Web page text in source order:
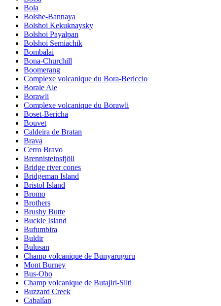
Bola
Bolshe-Bannaya
Bolshoi Kekuknaysky
Bolshoi Payalpan
Bolshoi Semiachik
Bombalai
Bona-Churchill
Boomerang
Complexe volcanique du Bora-Bericcio
Borale Ale
Borawli
Complexe volcanique du Borawli
Boset-Bericha
Bouvet
Caldeira de Bratan
Brava
Cerro Bravo
Brennisteinsfjöll
Bridge river cones
Bridgeman Island
Bristol Island
Bromo
Brothers
Brushy Butte
Buckle Island
Bufumbira
Buldir
Bulusan
Champ volcanique de Bunyaruguru
Mont Burney
Bus-Obo
Champ volcanique de Butajiri-Silti
Buzzard Creek
Cabalían